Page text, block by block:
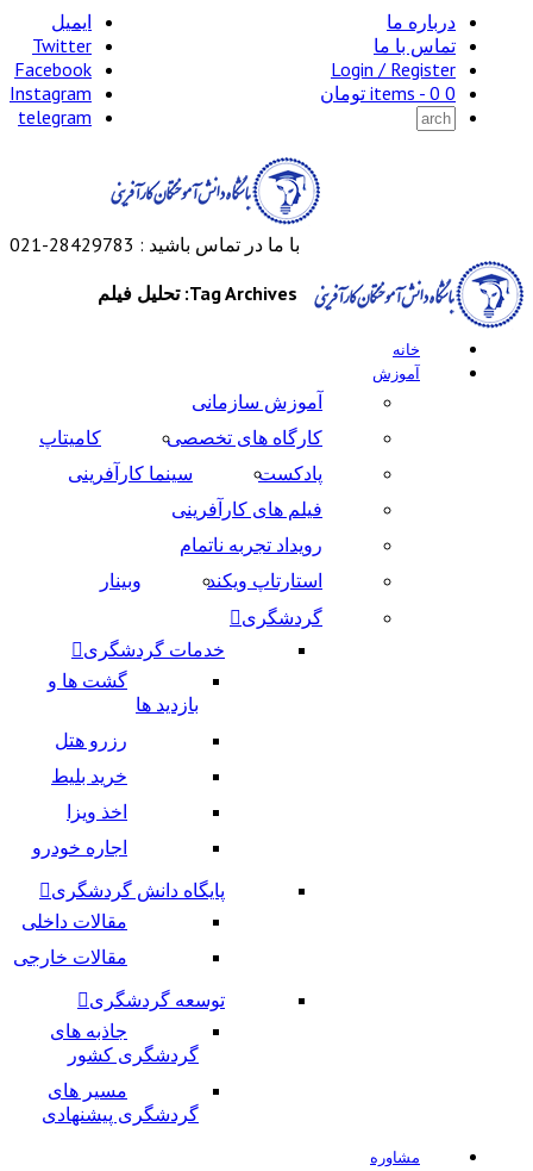
درباره ما
تماس با ما
Login / Register
0 items -
0 تومان
ایمیل
Twitter
Facebook
Instagram
telegram
با ما در تماس باشید : 28429783-021
خانه
آموزش
آموزش سازمانی
کارگاه های تخصصی
کامیتاپ
پادکست
سینما کارآفرینی
فیلم های کارآفرینی
رویداد تجربه ناتمام
استارتاپ ویکند
وبینار
گردشگری
خدمات گردشگری
گشت ها و
بازدید ها
رزرو هتل
خرید بلیط
اخذ ویزا
اجاره خودرو
پایگاه دانش گردشگری
مقالات داخلی
مقالات خارجی
توسعه گردشگری
جاذبه های
گردشگری کشور
مسیر های
گردشگری پیشنهادی
مشاوره
Tag Archives: تحلیل فیلم